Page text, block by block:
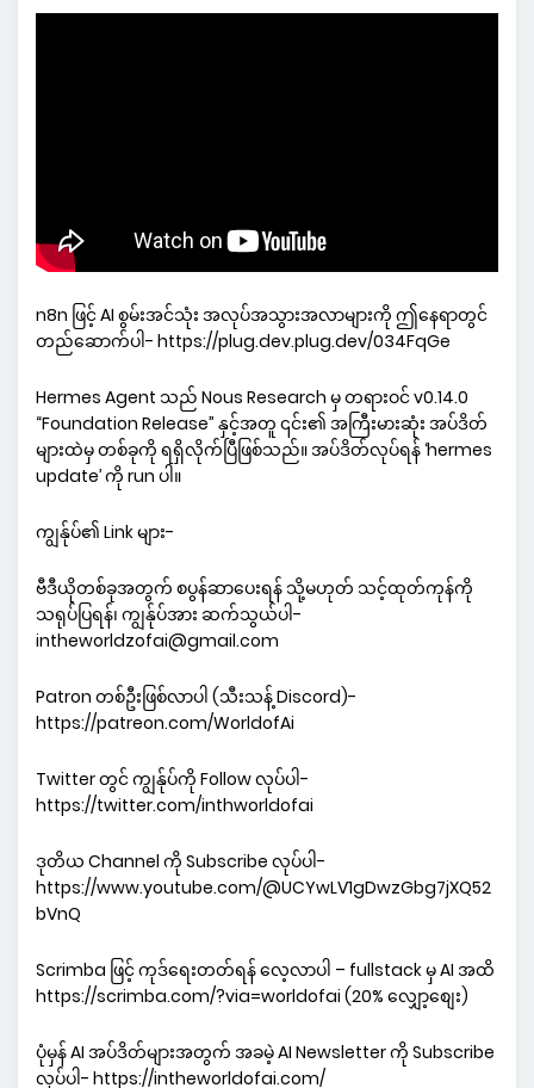
n8n ဖြင့် AI စွမ်းအင်သုံး အလုပ်အသွားအလာများကို ဤနေရာတွင်
တည်ဆောက်ပါ- https://plug.dev.plug.dev/034FqGe
Hermes Agent သည် Nous Research မှ တရားဝင် v0.14.0
“Foundation Release” နှင့်အတူ ၎င်း၏ အကြီးမားဆုံး အပ်ဒိတ်
များထဲမှ တစ်ခုကို ရရှိလိုက်ပြီဖြစ်သည်။ အပ်ဒိတ်လုပ်ရန် ‘hermes
update’ ကို run ပါ။
ကျွန်ုပ်၏ Link များ-
ဗီဒီယိုတစ်ခုအတွက် စပွန်ဆာပေးရန် သို့မဟုတ် သင့်ထုတ်ကုန်ကို
သရုပ်ပြရန်၊ ကျွန်ုပ်အား ဆက်သွယ်ပါ-
intheworldzofai@gmail.com
Patron တစ်ဦးဖြစ်လာပါ (သီးသန့် Discord)-
https://patreon.com/WorldofAi
Twitter တွင် ကျွန်ုပ်ကို Follow လုပ်ပါ-
https://twitter.com/inthworldofai
ဒုတိယ Channel ကို Subscribe လုပ်ပါ-
https://www.youtube.com/@UCYwLV1gDwzGbg7jXQ52
bVnQ
Scrimba ဖြင့် ကုဒ်ရေးတတ်ရန် လေ့လာပါ – fullstack မှ AI အထိ
https://scrimba.com/?via=worldofai (20% လျှော့စျေး)
ပုံမှန် AI အပ်ဒိတ်များအတွက် အခမဲ့ AI Newsletter ကို Subscribe
လုပ်ပါ- https://intheworldofai.com/